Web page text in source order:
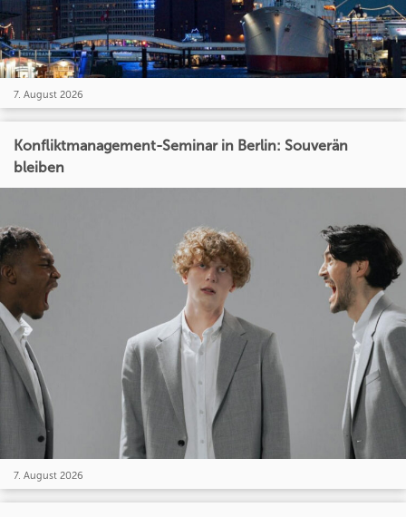
7. August 2026
Konfliktmanagement-Seminar in Berlin: Souverän
bleiben
7. August 2026